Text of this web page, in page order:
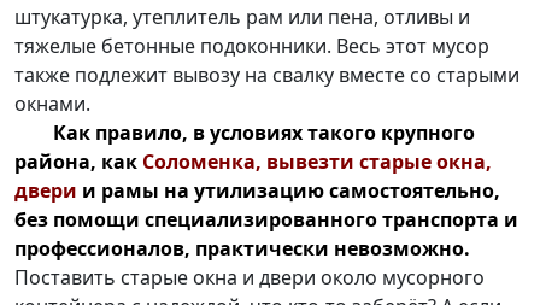
штукатурка, утеплитель рам или пена, отливы и
тяжелые бетонные подоконники. Весь этот мусор
также подлежит вывозу на свалку вместе со старыми
окнами.
Как правило, в условиях такого крупного
района, как Соломенка, вывезти старые окна,
двери и рамы на утилизацию самостоятельно,
без помощи специализированного транспорта и
профессионалов, практически невозможно.
Поставить старые окна и двери около мусорного